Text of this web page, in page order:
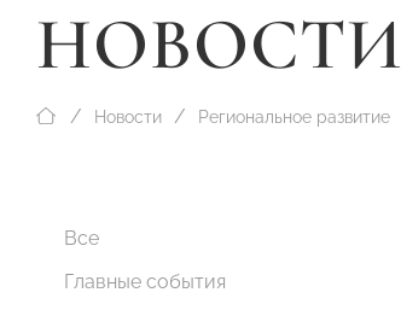
НОВОСТИ
Новости Региональное развитие
Все
Главные события